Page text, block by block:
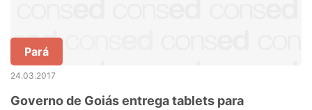
Pará
24.03.2017
Governo de Goiás entrega tablets para